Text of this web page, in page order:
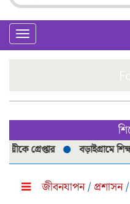
Toggle
navigation
বড়াইগ্রামে শিক্ষা
জীবনযাপন/ প্রশাসন